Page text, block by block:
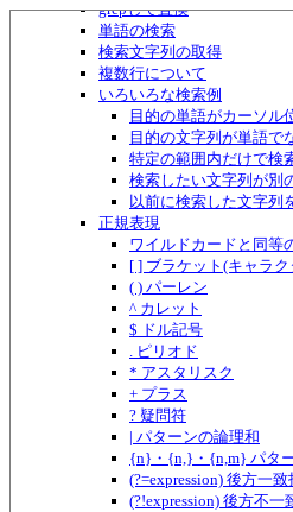
grepして置換
単語の検索
検索文字列の取得
複数行について
いろいろな検索例
目的の単語がカーソル
目的の文字列が単語で
特定の範囲内だけで検
検索したい文字列が別
以前に検索した文字列
正規表現
ワイルドカードと同等
[ ] ブラケット(キャラ
( ) パーレン
^ カレット
$ ドル記号
. ピリオド
* アスタリスク
+ プラス
? 疑問符
| パターンの論理和
{n}・{n,}・{n,m} パタ
(?=expression) 後方一致
(?!expression) 後方不一